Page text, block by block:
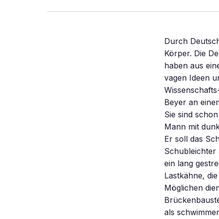
Durch Deutschland tourt derzeit ein grellgelbes Schiff mit einer Ausstellung über den Körper. Die Deutsche Krankenversicherung und das Hygiene-Museum in Dresden haben aus einem stählernen Kahn einen avantgardistischen Pavillon gezaubert. Aus vagen Ideen und nach einer turbulenten Entstehungs- geschichte ist eine schillernde Wissenschafts-Show entstanden. An diesem kalten Dezembermorgen steht Angelo Beyer an einem der Häfen Berlins und wartet. Der zweite Mann lässt sich nicht blicken. Sie sind schon spät dran. Die Sache mit 4305? Beyer nickt. Beyer, ein untersetzter Mann mit dunklem Schnurrbart, ist Binnenschiffer, früher war er bei der DDR-Marine. Er soll das Schiff nach Duisburg bringen. Beyer sagt: „Das ist noch ein alter Schubleichter aus DDR-Zeiten.” Vorne am Bug steht die Nummer: 4305. Ein Leichter ist ein lang gestreckter Kasten aus Stahl. „ Hohle Vögel” nennen manche Schiffer die Lastkähne, die von einem angekoppelten Schubschiff geschoben werden und zu allem Möglichen dienen. Für Sondertransporte zum Beispiel oder für Arbeiten an Brückenbaustellen. Die Armeen des Warschauer Paktes, erzählt Beyer, ließen Leichter als schwimmende Panzerbrücken bauen. 4305 ist frisch mit schwarzer Farbe gestrichen. Der Leichter soll Furore machen, den ganzen Sommer mit einem exklusiv entworfenen Pavillon durch Deutschland schippern und eine Ausstellung über den Körper präsentieren, die es so noch nie gegeben hat. Das sagen ihre Macher. „bodytravel” haben sie die schwimmende Show getauft. Der zweite Mann ist da. Beyer löst die Taue, und das über 60 Meter lange und 250 Tonnen schwere Stahlschiff